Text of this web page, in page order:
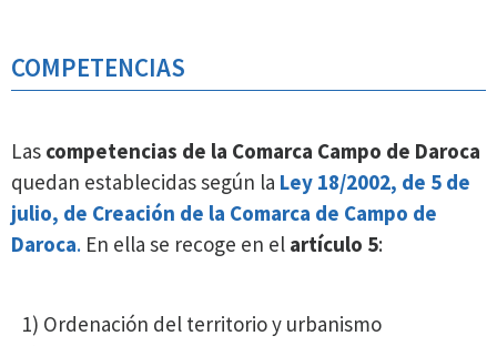
COMPETENCIAS
Las competencias de la Comarca Campo de Daroca
quedan establecidas según la Ley 18/2002, de 5 de
julio, de Creación de la Comarca de Campo de
Daroca. En ella se recoge en el artículo 5:
1) Ordenación del territorio y urbanismo